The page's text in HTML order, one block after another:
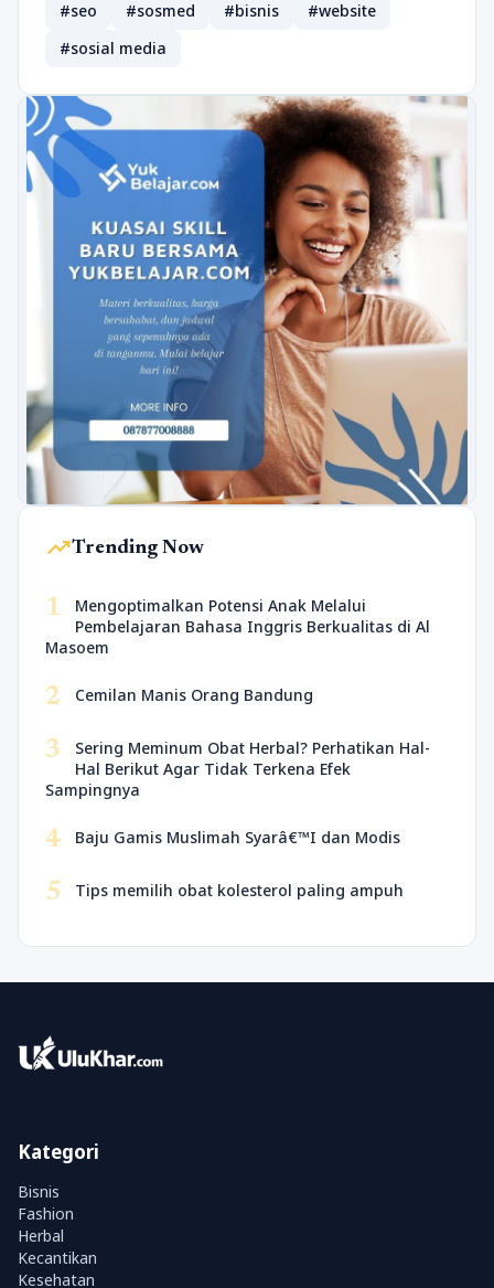
#seo
#sosmed #bisnis
#website
#sosial media
trending_upTrending Now
1
Mengoptimalkan Potensi Anak Melalui
Pembelajaran Bahasa Inggris Berkualitas di Al
Masoem
2 Cemilan Manis Orang Bandung
3
Sering Meminum Obat Herbal? Perhatikan Hal-
Hal Berikut Agar Tidak Terkena Efek
Sampingnya
4 Baju Gamis Muslimah Syarâ€™I dan Modis
5 Tips memilih obat kolesterol paling ampuh
Kategori
Bisnis
Fashion
Herbal
Kecantikan
Kesehatan